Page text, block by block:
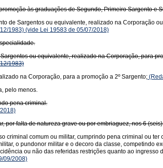
às graduações de Segundo, Primeiro Sargento e
de Sargentos ou equivalente, realizado na Corporação
1983) (vide Lei 19583 de 05/07/2018)
ou equivalente, realizado na Corporação, para
1983)
na Corporação, para a promoção a 2º Sargento;
pelo menos.
pena criminal.
por falta de natureza grave ou por embriaguez, nos 6
criminal comum ou militar, cumprindo pena criminal ou
o pundonor militar e o decoro da classe, competindo
ou não das referidas restrições quanto ao ingresso
09/2008)